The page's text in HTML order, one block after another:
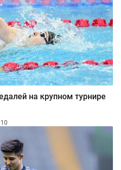
на крупном турнире